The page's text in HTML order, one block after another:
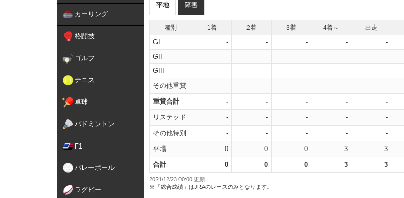
カーリング
格闘技
ゴルフ
テニス
卓球
バドミントン
F1
バレーボール
ラグビー
平地 障害
種別 1着 2着 3着 4着～ 出走
GI - - - - -
GII
- - - - -
GIII
- - - - -
その他重賞
- - - - -
重賞合計 - - - - -
リステッド - - - - -
その他特別 - - - - -
平場 0 0 0 3 3
合計 0 0 0 3 3
2021/12/23 00:00 更新
※「総合成績」はJRAのレースのみとなります。